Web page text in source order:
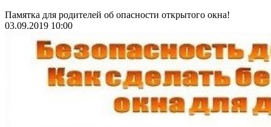
Памятка для родителей об опасности открытого окна!
03.09.2019 10:00